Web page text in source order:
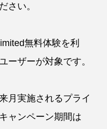
さい。
無料体験を利
ーザーが対象です。
月実施されるプライ
ャンペーン期間は